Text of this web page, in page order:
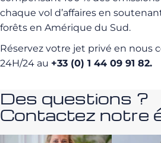
chaque vol d’affaires en
forêts en Amérique du Sud.
Réservez votre jet privé en nous
24H/24 au +33 (0) 1 44 09 91 82.
Des questions ?
Contactez notre